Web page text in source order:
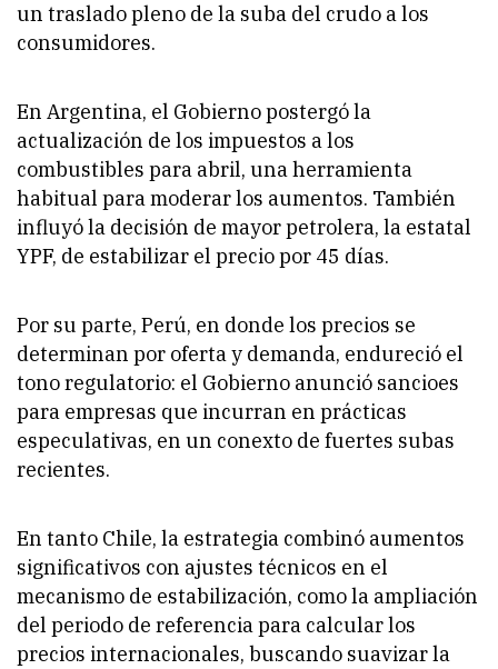
un traslado pleno de la suba del crudo a los
consumidores.
En Argentina, el Gobierno postergó la
actualización de los impuestos a los
combustibles para abril, una herramienta
habitual para moderar los aumentos. También
influyó la decisión de mayor petrolera, la estatal
YPF, de estabilizar el precio por 45 días.
Por su parte, Perú, en donde los precios se
determinan por oferta y demanda, endureció el
tono regulatorio: el Gobierno anunció sancioes
para empresas que incurran en prácticas
especulativas, en un conexto de fuertes subas
recientes.
En tanto Chile, la estrategia combinó aumentos
significativos con ajustes técnicos en el
mecanismo de estabilización, como la ampliación
del periodo de referencia para calcular los
precios internacionales, buscando suavizar la